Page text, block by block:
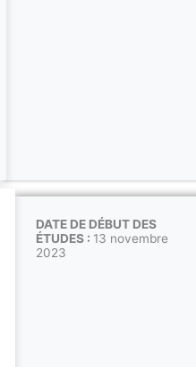
DATE DE DÉBUT DES
ÉTUDES : 13 novembre
2023